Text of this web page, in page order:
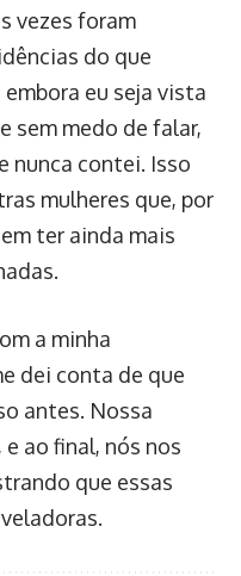
vezes foram
do que
eu seja vista
sem medo de falar,
nunca contei. Isso
mulheres que, por
ter ainda mais
a minha
dei conta de que
antes. Nossa
ao final, nós nos
que essas